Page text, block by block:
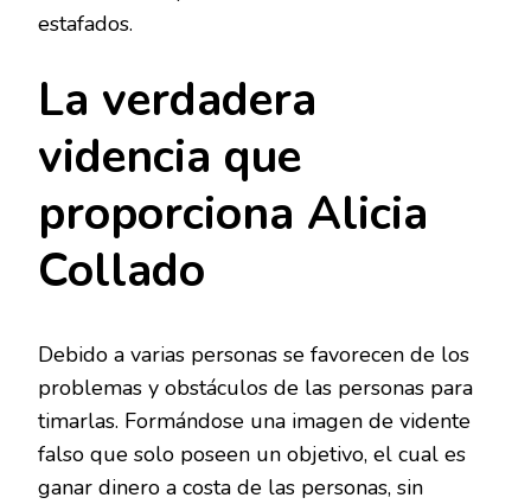
estafados.
La verdadera
videncia que
proporciona Alicia
Collado
Debido a varias personas se favorecen de los
problemas y obstáculos de las personas para
timarlas. Formándose una imagen de vidente
falso que solo poseen un objetivo, el cual es
ganar dinero a costa de las personas, sin